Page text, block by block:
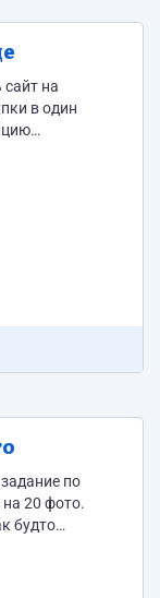
на
для
20 фото.
будто